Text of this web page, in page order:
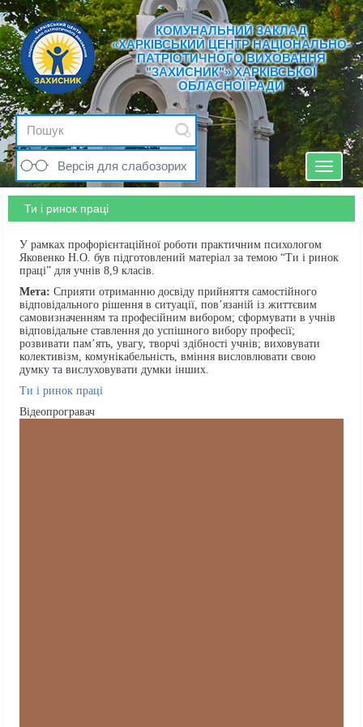
КОМУНАЛЬНИЙ ЗАКЛАД
«ХАРКІВСЬКИЙ ЦЕНТР НАЦІОНАЛЬНО-
ПАТРІОТИЧНОГО ВИХОВАННЯ
"ЗАХИСНИК"» ХАРКІВСЬКОЇ
ОБЛАСНОЇ РАДИ
Версія для слабозорих
Toggle
Ти і ринок праці
У рамках профорієнтаційної роботи практичним психологом
Яковенко Н.О. був підготовлений матеріал за темою “Ти і ринок
праці” для учнів 8,9 класів.
Мета: Сприяти отриманню досвіду прийняття самостійного
відповідального рішення в ситуації, пов’язаній із життєвим
самовизначенням та професійним вибором; сформувати в учнів
відповідальне ставлення до успішного вибору професії;
розвивати пам’ять, увагу, творчі здібності учнів; виховувати
колективізм, комунікабельність, вміння висловлювати свою
думку та вислуховувати думки інших.
Ти і ринок праці
Відеопрогравач